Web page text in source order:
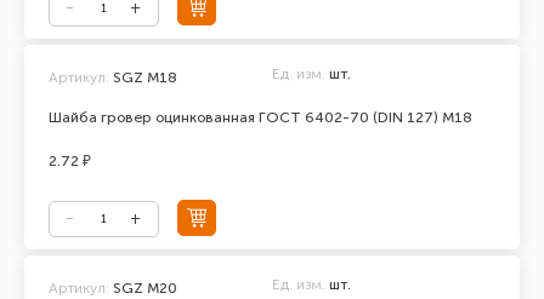
Шайба гровер оцинкованная ГОСТ 6402-70 (DIN 127) М18
Артикул: SGZ M18 Ед. изм. шт.
2.72 ₽
Артикул: SGZ M20 Ед. изм. шт.